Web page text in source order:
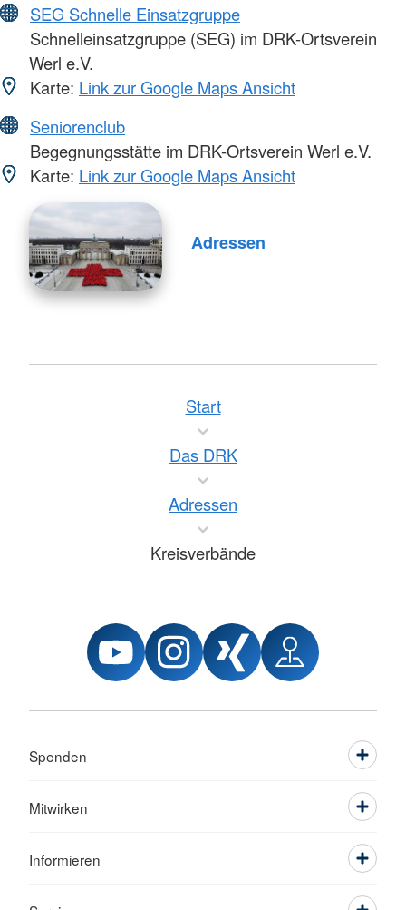
SEG Schnelle Einsatzgruppe
Schnelleinsatzgruppe (SEG) im DRK-Ortsverein
Werl e.V.
Karte: Link zur Google Maps Ansicht
Seniorenclub
Begegnungsstätte im DRK-Ortsverein Werl e.V.
Karte: Link zur Google Maps Ansicht
Adressen
Start
Das DRK
Adressen
Kreisverbände
Spenden
Mitwirken
Informieren